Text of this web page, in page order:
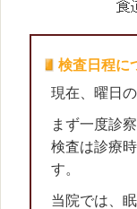
検査日程に
現在、曜日
まず一度診
検査は診療
す。
当院では、